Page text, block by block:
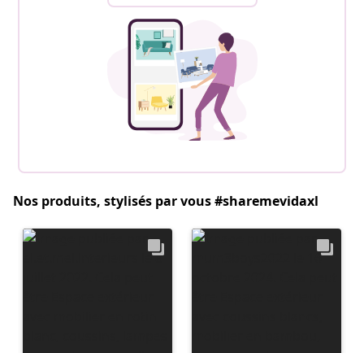
Nos produits, stylisés par vous #sharemevidaxl